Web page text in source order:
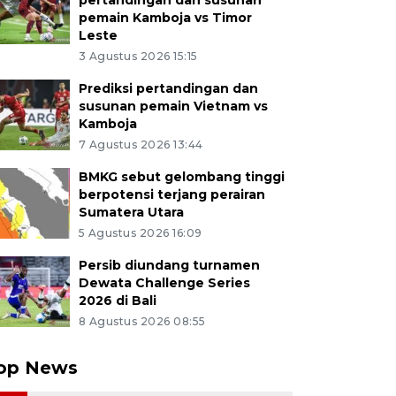
pemain Kamboja vs Timor
Leste
3 Agustus 2026 15:15
Prediksi pertandingan dan
susunan pemain Vietnam vs
Kamboja
7 Agustus 2026 13:44
BMKG sebut gelombang tinggi
berpotensi terjang perairan
Sumatera Utara
5 Agustus 2026 16:09
Persib diundang turnamen
Dewata Challenge Series
2026 di Bali
8 Agustus 2026 08:55
News